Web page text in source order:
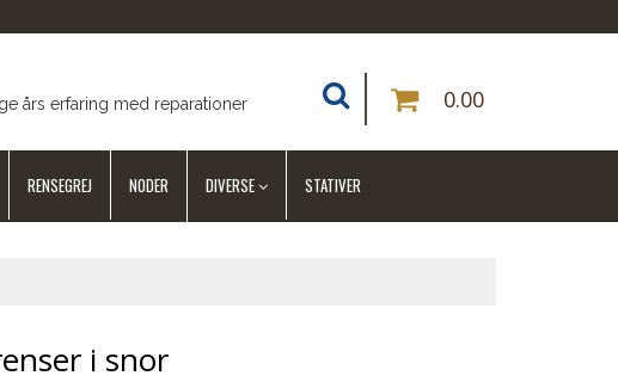
års erfaring med reparationer 0.00
RENSEGREJ NODER DIVERSE STATIVER
i snor